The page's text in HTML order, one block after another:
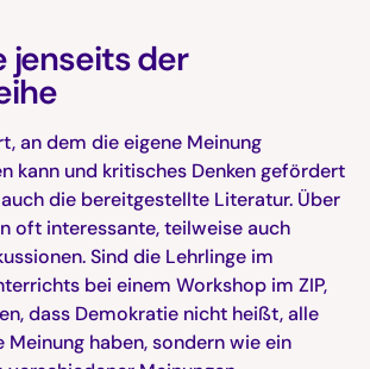
jenseits der
an dem die eigene Meinung
kann und kritisches Denken gefördert
die bereitgestellte Literatur. Über
oft interessante, teilweise auch
Sind die Lehrlinge im
bei einem Workshop im ZIP,
dass Demokratie nicht heißt, alle
Meinung haben, sondern wie ein